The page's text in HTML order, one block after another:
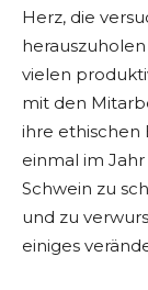
Herz, die
vielen
mit den
ihre ethischen
einmal im
Schwein zu
und zu
einiges